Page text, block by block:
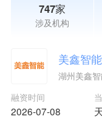
747家
涉及机构
美鑫智能
湖州美鑫
融资时间
2026-07-08